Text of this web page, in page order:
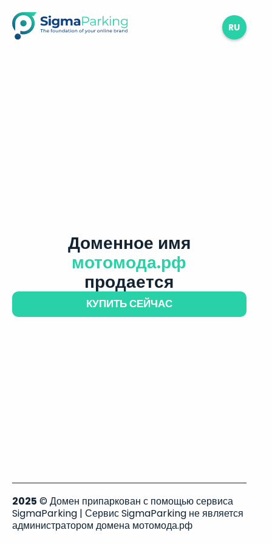
RU
Доменное имя
мотомода.рф
продается
КУПИТЬ СЕЙЧАС
2025 © Домен припаркован с помощью сервиса
SigmaParking | Сервис SigmaParking не является
администратором домена мотомода.рф